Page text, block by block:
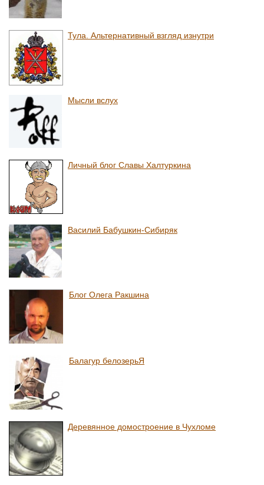
Тула. Альтернативный взгляд изнутри
Мысли вслух
Личный блог Славы Халтуркина
Василий Бабушкин-Сибиряк
Блог Олега Ракшина
Балагур белозерьЯ
Деревянное домостроение в Чухломе